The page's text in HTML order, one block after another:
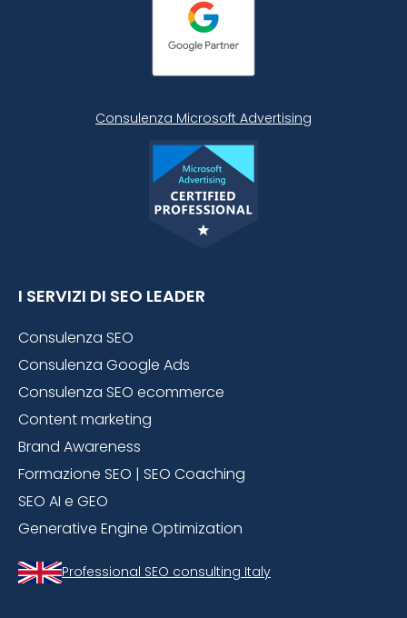
Consulenza Microsoft Advertising
I SERVIZI DI SEO LEADER
Consulenza SEO
Consulenza Google Ads
Consulenza SEO ecommerce
Content marketing
Brand Awareness
Formazione SEO | SEO Coaching
SEO AI e GEO
Generative Engine Optimization
Professional SEO consulting Italy